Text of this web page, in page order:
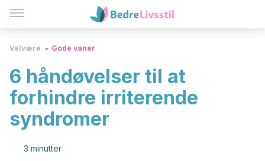
Velvære Gode vaner
6 håndøvelser til at
forhindre irriterende
syndromer
3 minutter